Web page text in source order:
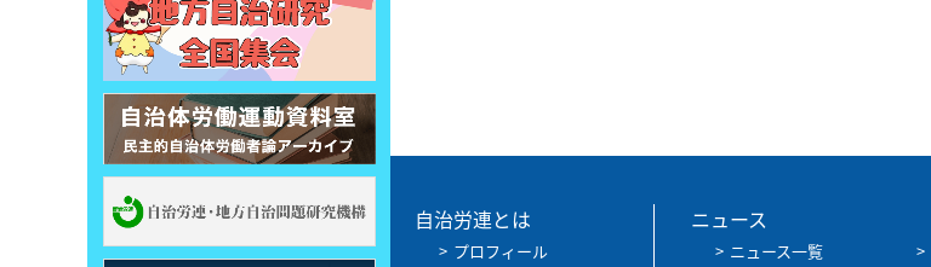
自治労連とは
プロフィール
ニュース
ニュース一覧